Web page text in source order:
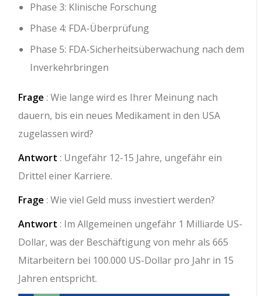
Phase 3: Klinische Forschung
Phase 4: FDA-Überprüfung
Phase 5: FDA-Sicherheitsüberwachung nach dem
Inverkehrbringen
Frage : Wie lange wird es Ihrer Meinung nach
dauern, bis ein neues Medikament in den USA
zugelassen wird?
Antwort : Ungefähr 12-15 Jahre, ungefähr ein
Drittel einer Karriere.
Frage : Wie viel Geld muss investiert werden?
Antwort : Im Allgemeinen ungefähr 1 Milliarde US-
Dollar, was der Beschäftigung von mehr als 665
Mitarbeitern bei 100.000 US-Dollar pro Jahr in 15
Jahren entspricht.